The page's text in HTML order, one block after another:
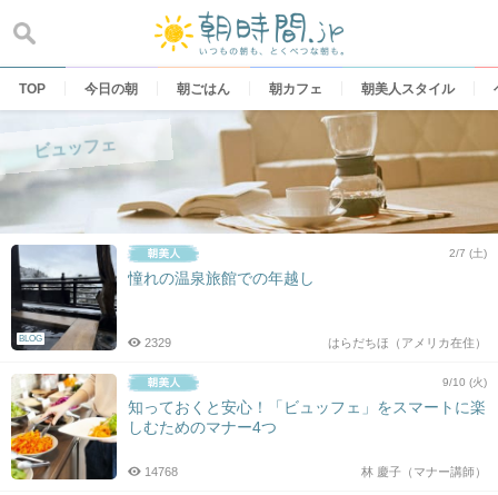
content
TOP 今日の朝 朝ごはん 朝カフェ 朝美人スタイル
ビュッフェ
BLOG
2/7 (土)
憧れの温泉旅館での年越し
はらだちほ（アメリカ在住）
2329
9/10 (火)
知っておくと安心！「ビュッフェ」をスマートに楽
しむためのマナー4つ
林 慶子（マナー講師）
14768